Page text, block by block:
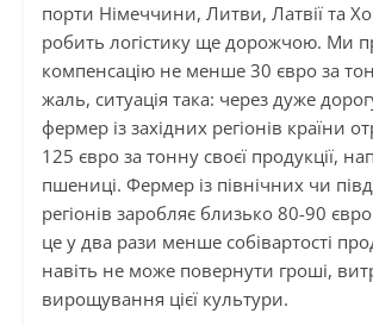
порти Німеччини, Литви, Латвії та
робить логістику ще дорожчою. Ми
компенсацію не менше 30 євро за
жаль, ситуація така: через дуже
фермер із західних регіонів країни
125 євро за тонну своєї продукції,
пшениці. Фермер із північних чи
регіонів заробляє близько 80-90
це у два рази менше собівартості
навіть не може повернути гроші,
вирощування цієї культури.